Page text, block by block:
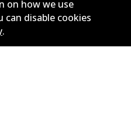
on how we use
can disable cookies
.